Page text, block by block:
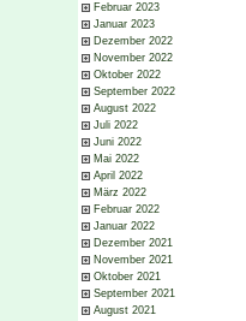
Februar 2023
Januar 2023
Dezember 2022
November 2022
Oktober 2022
September 2022
August 2022
Juli 2022
Juni 2022
Mai 2022
April 2022
März 2022
Februar 2022
Januar 2022
Dezember 2021
November 2021
Oktober 2021
September 2021
August 2021